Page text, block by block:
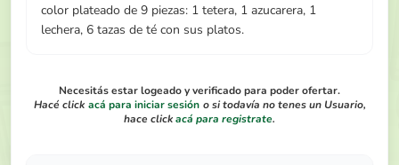
color plateado de 9 piezas: 1 tetera, 1 azucarera, 1
lechera, 6 tazas de té con sus platos.
Necesitás estar logeado y verificado para poder ofertar.
Hacé click acá para iniciar sesión o si todavía no tenes un Usuario,
hace clickacá para registrate.